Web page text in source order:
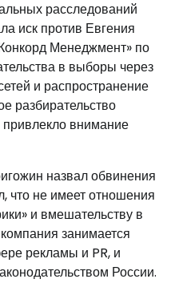
расследований
иск против Евгения
Менеджмент» по
в выборы через
и распространение
разбирательство
внимание
назвал обвинения
что не имеет отношения
и вмешательству в
занимается
рекламы и PR, и
России.